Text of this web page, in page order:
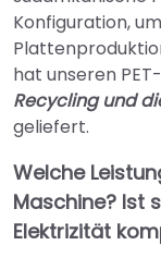
Konfiguration,
hat unseren
Recycling und
geliefert.
Welche
Maschine? Ist
Elektrizität